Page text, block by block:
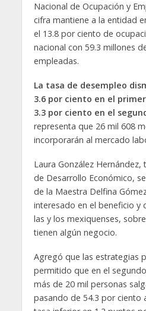
Nacional de Ocupación y
cifra mantiene a la entidad
el 13.8 por ciento de
nacional con 59.3 millones
empleadas.
La tasa de desempleo
3.6 por ciento en el
3.3 por ciento en el
representa que 26 mil 608
incorporarán al mercado
Laura González Hernández,
de Desarrollo Económico,
de la Maestra Delfina
interesado en el beneficio y
las y los mexiquenses,
tienen algún negocio.
Agregó que las estrategias
permitido que en el
más de 20 mil personas
pasando de 54.3 por ciento